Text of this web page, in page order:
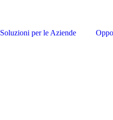
Soluzioni per le Aziende